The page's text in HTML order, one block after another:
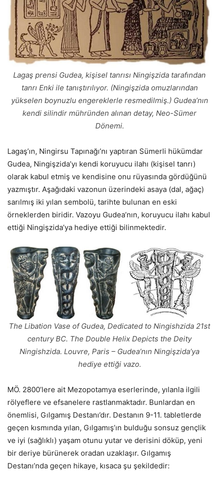
Lagaş prensi Gudea, kişisel tanrısı Ningişzida tarafından
tanrı Enki ile tanıştırılıyor. (Ningişzida omuzlarından
yükselen boynuzlu engereklerle resmedilmiş.) Gudea’nın
kendi silindir mühründen alınan detay, Neo-Sümer
Dönemi.
Lagaş’ın, Ningirsu Tapınağı’nı yaptıran Sümerli hükümdar
Gudea, Ningişzida’yı kendi koruyucu ilahı (kişisel tanrı)
olarak kabul etmiş ve kendisine onu rüyasında gördüğünü
yazmıştır. Aşağıdaki vazonun üzerindeki asaya (dal, ağaç)
sarılmış iki yılan sembolü, tarihte bulunan en eski
örneklerden biridir. Vazoyu Gudea’nın, koruyucu ilahı kabul
ettiği Ningişzida’ya hediye ettiği bilinmektedir.
The Libation Vase of Gudea, Dedicated to Ningishzida 21st
century BC. The Double Helix Depicts the Deity
Ningishzida. Louvre, Paris – Gudea’nın Ningişzida’ya
hediye ettiği vazo.
MÖ. 2800’lere ait Mezopotamya eserlerinde, yılanla ilgili
rölyeflere ve efsanelere rastlanmaktadır. Bunlardan en
önemlisi, Gılgamış Destanı’dır. Destanın 9-11. tabletlerde
geçen kısmında yılan, Gılgamış’ın bulduğu sonsuz gençlik
ve iyi (sağlıklı) yaşam otunu yutar ve derisini döküp, yeni
bir deriye bürünerek oradan uzaklaşır. Gılgamış
Destanı’nda geçen hikaye, kısaca şu şekildedir: